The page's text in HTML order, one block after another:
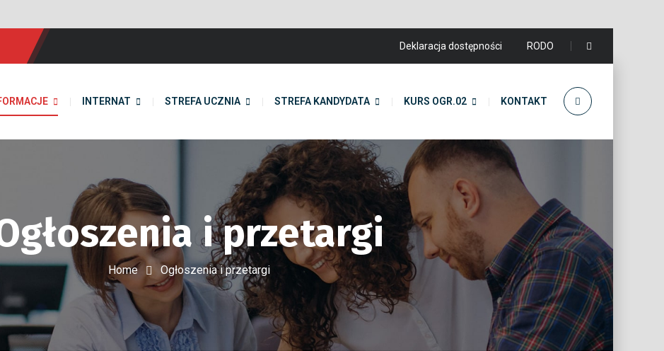
Deklaracja dostępności RODO
INTERNAT STREFA UCZNIA STREFA KANDYDATA KURS OGR.02 KONTAKT
i przetargi
Home Ogłoszenia i przetargi